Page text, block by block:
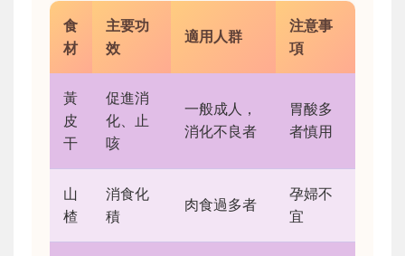
食
材
主要功
效
適用人群
注意事
項
黃
皮
干
促進消
化、止
咳
一般成人，
消化不良者
胃酸多
者慎用
山
楂
消食化
積
肉食過多者
孕婦不
宜